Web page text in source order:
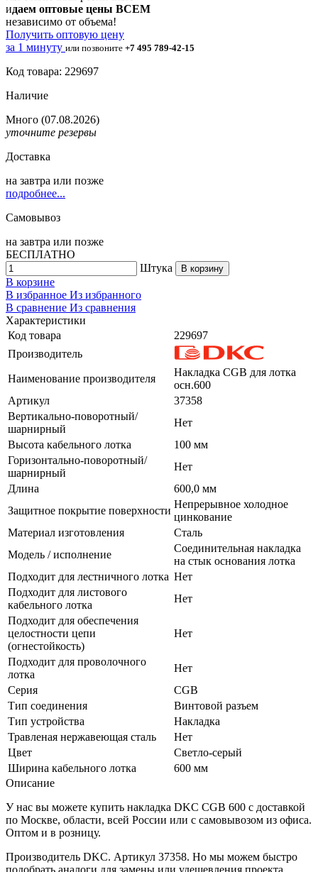
идаем оптовые цены ВСЕМ
независимо от объема!
Получить оптовую цену
за 1 минуту или позвоните +7 495 789-42-15
Код товара: 229697
Наличие
Много (07.08.2026)
уточните резервы
Доставка
на завтра или позже
подробнее...
Самовывоз
на завтра или позже
БЕСПЛАТНО
Штука
В корзину
В корзине
В избранное Из избранного
В сравнение Из сравнения
Характеристики
Код товара
229697
Производитель
Наименование производителя
Накладка CGB для лотка
осн.600
Артикул
37358
Вертикально-поворотный/
шарнирный
Нет
Высота кабельного лотка
100 мм
Горизонтально-поворотный/
шарнирный
Нет
Длина
600,0 мм
Защитное покрытие поверхности
Непрерывное холодное
цинкование
Материал изготовления
Сталь
Модель / исполнение
Соединительная накладка
на стык основания лотка
Подходит для лестничного лотка Нет
Подходит для листового
кабельного лотка
Нет
Подходит для обеспечения
целостности цепи
(огнестойкость)
Нет
Подходит для проволочного
лотка
Нет
Серия
CGB
Тип соединения
Винтовой разъем
Тип устройства
Накладка
Травленая нержавеющая сталь
Нет
Цвет
Светло-серый
Ширина кабельного лотка
600 мм
Описание
У нас вы можете купить накладка DKC CGB 600 с доставкой
по Москве, области, всей России или с самовывозом из офиса.
Оптом и в розницу.
Производитель DKC. Артикул 37358. Но мы можем быстро
подобрать аналоги для замены или удешевления проекта.